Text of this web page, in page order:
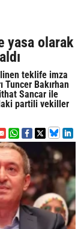
yasa olarak
teklife imza
Tuncer Bakırhan
Sancar ile
partili vekiller